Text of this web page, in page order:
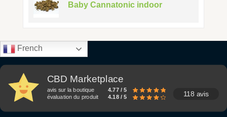
Baby Cannatonic indoor
French
CBD Marketplace
avis sur la boutique
4.77 / 5
évaluation du produit
4.18 / 5 118 avis